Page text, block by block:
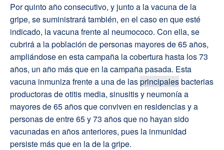
Por quinto año consecutivo, y junto a la vacuna de la
gripe, se suministrará también, en el caso en que esté
indicado, la vacuna frente al neumococo. Con ella, se
cubrirá a la población de personas mayores de 65 años,
ampliándose en esta campaña la cobertura hasta los 73
años, un año más que en la campaña pasada. Esta
vacuna inmuniza frente a una de lasprincipalesbacterias
productoras de otitis media, sinusitis y neumonía a
mayores de 65 años que conviven en residencias y a
personas de entre 65 y 73 años que no hayan sido
vacunadas en años anteriores, pues la inmunidad
persiste más que en la de la gripe.